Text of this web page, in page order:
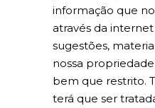
informação que
através da
sugestões,
nossa
bem que restrito.
terá que ser